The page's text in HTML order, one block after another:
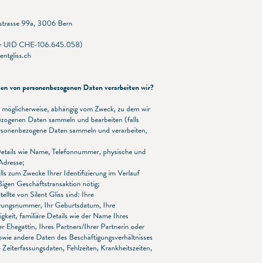
99a, 3006 Bern
UID CHE-106.645.058)
von personenbezogenen Daten verarbeiten wir?
abhängig vom Zweck, zu dem wir
Daten sammeln und bearbeiten (falls
Daten sammeln und verarbeiten,
wie Name, Telefonnummer, physische und
zum Zwecke Ihrer Identifizierung im Verlauf
Geschäftstransaktion nötig;
von Silent Gliss sind: Ihre
Ihr Geburtsdatum, Ihre
familiäre Details wie der Name Ihres
Ehegattin, Ihres Partners/Ihrer Partnerin oder
andere Daten des Beschäftigungsverhältnisses
Zeiterfassungsdaten, Fehlzeiten, Krankheitszeiten,